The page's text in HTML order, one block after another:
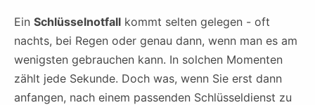
Ein Schlüsselnotfall kommt selten gelegen - oft
nachts, bei Regen oder genau dann, wenn man es am
wenigsten gebrauchen kann. In solchen Momenten
zählt jede Sekunde. Doch was, wenn Sie erst dann
anfangen, nach einem passenden Schlüsseldienst zu